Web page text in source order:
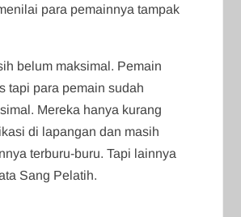
para pemainnya tampak
belum maksimal. Pemain
tapi para pemain sudah
Mereka hanya kurang
di lapangan dan masih
terburu-buru. Tapi lainnya
Sang Pelatih.